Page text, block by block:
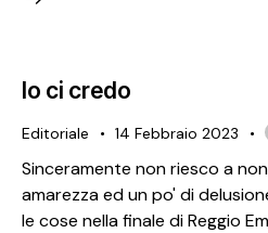
Io ci credo
Editoriale 14 Febbraio 2023
Sinceramente non riesco a
amarezza ed un po' di
le cose nella finale di Reggio